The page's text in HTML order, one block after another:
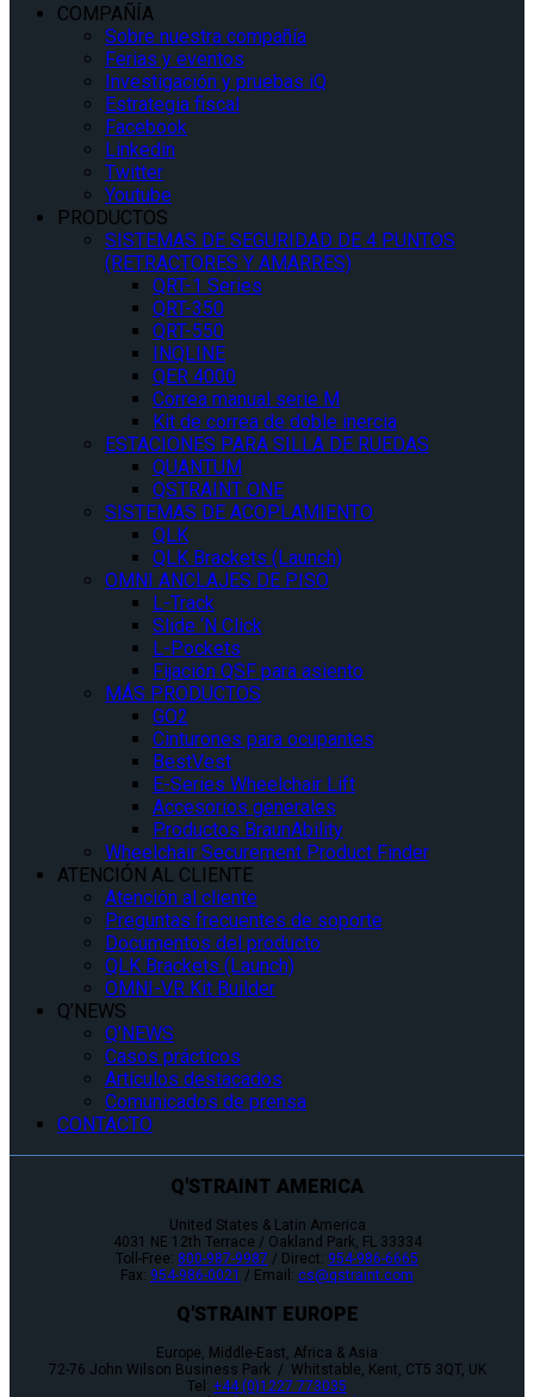
COMPAÑÍA
Sobre nuestra compañía
Ferias y eventos
Investigación y pruebas iQ
Estrategia fiscal
Facebook
Linkedin
Twitter
Youtube
PRODUCTOS
SISTEMAS DE SEGURIDAD DE 4 PUNTOS
(RETRACTORES Y AMARRES)
QRT-1 Series
QRT-350
QRT-550
INQLINE
QER 4000
Correa manual serie M
Kit de correa de doble inercia
ESTACIONES PARA SILLA DE RUEDAS
QUANTUM
QSTRAINT ONE
SISTEMAS DE ACOPLAMIENTO
QLK
QLK Brackets (Launch)
OMNI ANCLAJES DE PISO
L-Track
Slide ‘N Click
L-Pockets
Fijación QSF para asiento
MÁS PRODUCTOS
GO2
Cinturones para ocupantes
BestVest
E-Series Wheelchair Lift
Accesorios generales
Productos BraunAbility
Wheelchair Securement Product Finder
ATENCIÓN AL CLIENTE
Atención al cliente
Preguntas frecuentes de soporte
Documentos del producto
QLK Brackets (Launch)
OMNI-VR Kit Builder
Q’NEWS
Q’NEWS
Casos prácticos
Artículos destacados
Comunicados de prensa
CONTACTO
Q'STRAINT AMERICA
United States & Latin America
4031 NE 12th Terrace / Oakland Park, FL 33334
Toll-Free: 800-987-9987 / Direct: 954-986-6665
Fax: 954-986-0021 / Email: cs@qstraint.com
Q'STRAINT EUROPE
Europe, Middle-East, Africa & Asia
72-76 John Wilson Business Park / Whitstable, Kent, CT5 3QT, UK
Tel: +44 (0)1227 773035